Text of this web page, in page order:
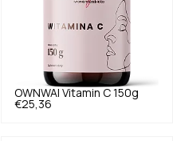
OWNWAI Vitamin C 150g
€25,36